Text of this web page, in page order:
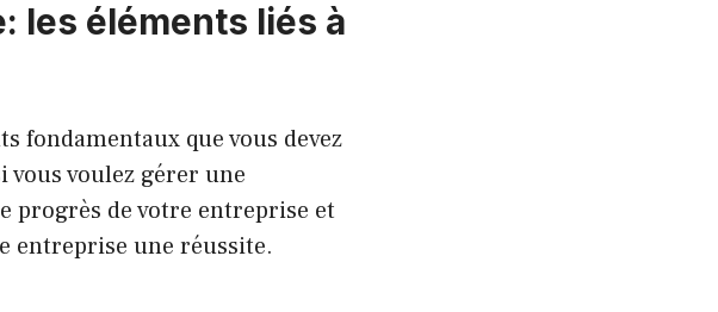
les éléments liés à
fondamentaux que vous devez
vous voulez gérer une
progrès de votre entreprise et
entreprise une réussite.